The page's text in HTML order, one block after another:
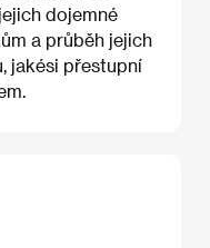
dojemné
a průběh jejich
jakési přestupní